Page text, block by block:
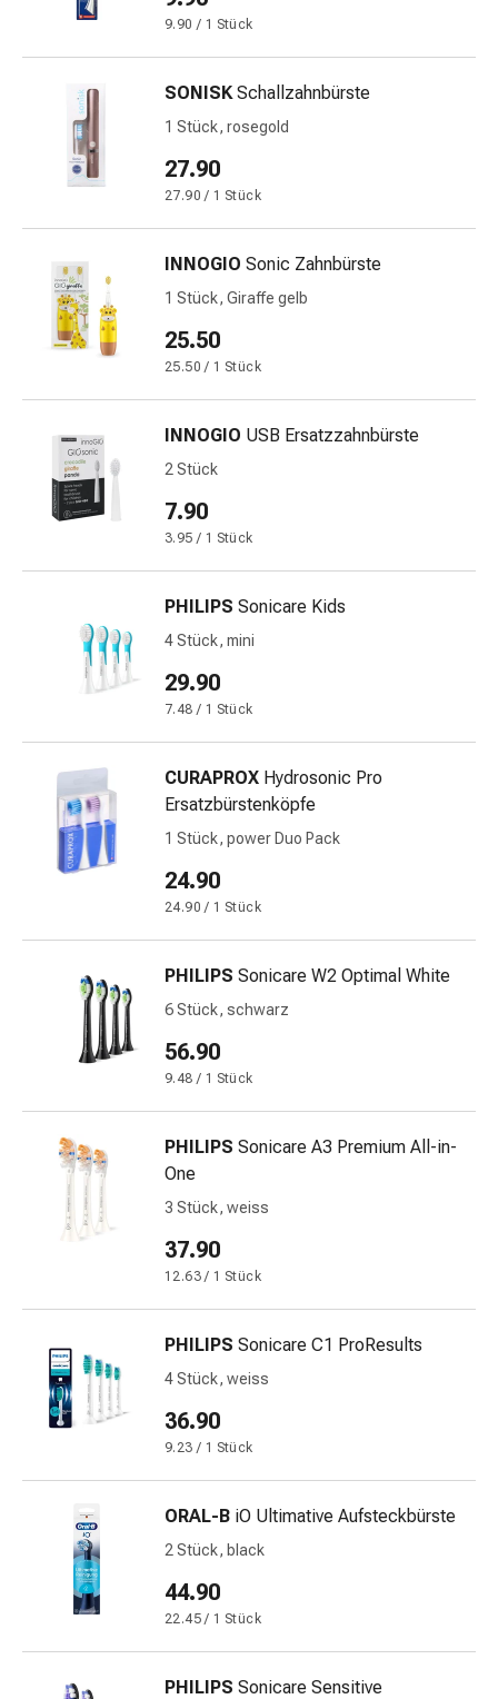
Unreine
Haut
Fieberblasen
Akne
Naturmittel
Bachblütentherapie
Homöopathie
Phytotherapie
Salz
Spagyrika
Anthroposophika
Blase,
Prostata
Harnwegsbeschwerden
Prostata
Blasenbeschwerden
Schmerzen
&
Fieber
&
Migräne
Muskel-
Schmerzmittel
Schmerztherapie
Kühlen
Wärmen
Stress
&
Schlaf
Beruhigung
Rhonchopathie
(Schnarchen)
Atemwege
Atmungstraktbeschwerden
Infektionen
Windpocken
Stoffwechsel
Immunsuppressiva
Insektenschutz
Mücken-
Zeckenpinzette
Anti-
Wurmmittel
Rezeptpflichtige
9.90 / 1 Stück
SONISK Schallzahnbürste
1 Stück, rosegold
27.90
27.90 / 1 Stück
INNOGIO Sonic Zahnbürste
1 Stück, Giraffe gelb
25.50
25.50 / 1 Stück
INNOGIO USB Ersatzzahnbürste
2 Stück
7.90
3.95 / 1 Stück
PHILIPS Sonicare Kids
4 Stück, mini
29.90
7.48 / 1 Stück
CURAPROX Hydrosonic Pro
Ersatzbürstenköpfe
1 Stück, power Duo Pack
24.90
24.90 / 1 Stück
PHILIPS Sonicare W2 Optimal White
6 Stück, schwarz
56.90
9.48 / 1 Stück
PHILIPS Sonicare A3 Premium All-in-
One
3 Stück, weiss
37.90
12.63 / 1 Stück
PHILIPS Sonicare C1 ProResults
4 Stück, weiss
36.90
9.23 / 1 Stück
ORAL-B iO Ultimative Aufsteckbürste
2 Stück, black
44.90
22.45 / 1 Stück
PHILIPS Sonicare Sensitive